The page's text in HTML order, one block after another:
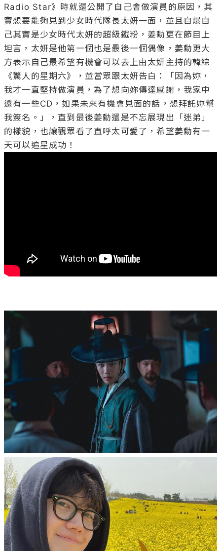
Radio Star》時就還公開了自己會做演員的原因，其
實想要能夠見到少女時代隊長太妍一面，並且自爆自
己其實是少女時代太妍的超級鐵粉，姜勳更在節目上
坦言，太妍是他第一個也是最後一個偶像，姜勳更大
方表示自己最希望有機會可以去上由太妍主持的韓綜
《驚人的星期六》，並當眾跟太妍告白：「因為妳，
我才一直堅持做演員，為了想向妳傳達感謝，我家中
還有一些CD，如果未來有機會見面的話，想拜託妳幫
我簽名。」，直到最後姜勳還是不忘展現出「迷弟」
的樣貌，也讓觀眾看了直呼太可愛了，希望姜勳有一